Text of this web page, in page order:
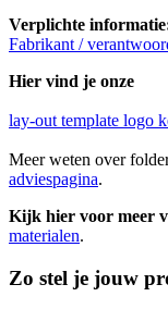
Verplichte
Fabrikant /
Hier vind je onze
lay-out template logo
Meer weten over
adviespagina.
Kijk hier voor meer
materialen.
Zo stel je jouw